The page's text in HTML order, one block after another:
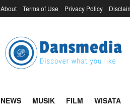
About Terms of Use Privacy Policy
NEWS MUSIK FILM WISATA